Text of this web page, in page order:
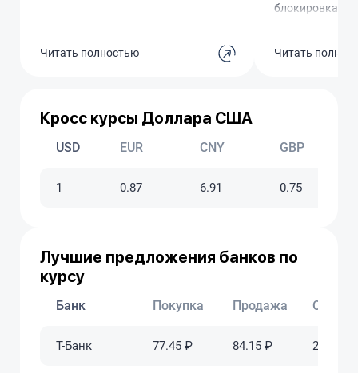
Читать полностью
блокировка.
руках,
деньги на
связываться!
Читать
Кросс курсы Доллара США
USD EUR CNY GBP
1 0.87 6.91 0.75
Лучшие предложения банков по
курсу
Банк Покупка Продажа
Т-Банк 77.45 ₽ 84.15 ₽ 2025-